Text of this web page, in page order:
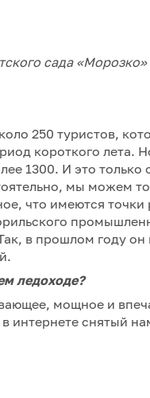
сада «Морозко»
250 туристов,
короткого лета.
1300. И это
мы можем
что имеются
в прошлом году
ледоходе?
мощное и
интернете снятый